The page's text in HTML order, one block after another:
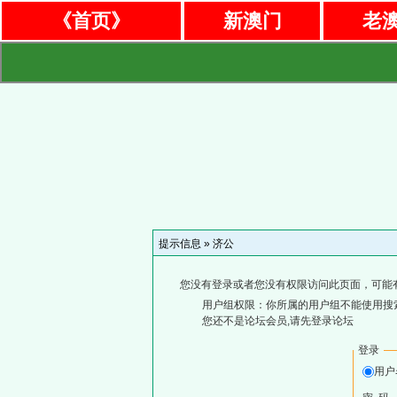
《首页》 新澳门 老
提示信息 » 济公
您没有登录或者您没有权限访问此页面，可能
用户组权限：你所属的用户组不能使用搜
您还不是论坛会员,请先登录论坛
登录
用